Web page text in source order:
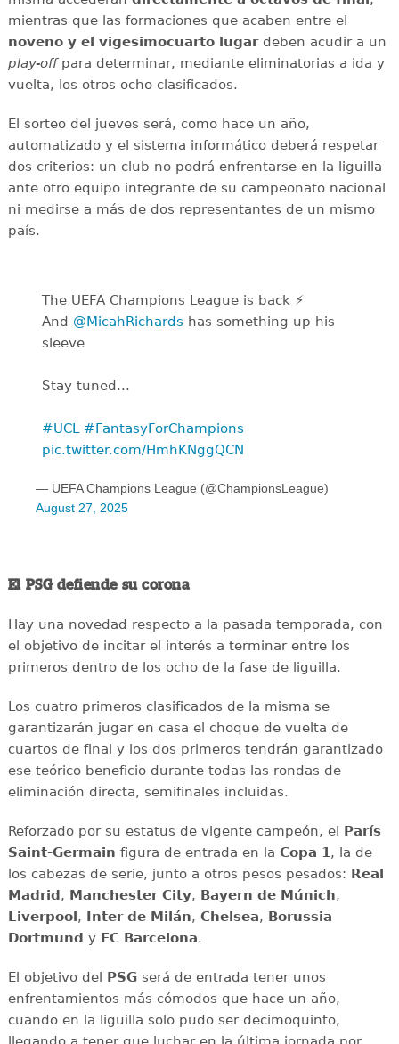
mientras que las formaciones que acaben entre el
noveno y el vigesimocuarto lugardeben acudir a un
play-off para determinar, mediante eliminatorias a ida y
vuelta, los otros ocho clasificados.
El sorteo del jueves será, como hace un año,
automatizado y el sistema informático deberá respetar
dos criterios: un club no podrá enfrentarse en la liguilla
ante otro equipo integrante de su campeonato nacional
ni medirse a más de dos representantes de un mismo
país.
The UEFA Champions League is back ⚡
And @MicahRichards has something up his
sleeve
Stay tuned...
#UCL #FantasyForChampions
pic.twitter.com/HmhKNggQCN
— UEFA Champions League (@ChampionsLeague)
August 27, 2025
El PSG defiende su corona
Hay una novedad respecto a la pasada temporada, con
el objetivo de incitar el interés a terminar entre los
primeros dentro de los ocho de la fase de liguilla.
Los cuatro primeros clasificados de la misma se
garantizarán jugar en casa el choque de vuelta de
cuartos de final y los dos primeros tendrán garantizado
ese teórico beneficio durante todas las rondas de
eliminación directa, semifinales incluidas.
Reforzado por su estatus de vigente campeón, el
París
Saint-Germain figura de entrada en la Copa 1, la de
los cabezas de serie, junto a otros pesos pesados: Real
Madrid , Manchester City, Bayern de Múnich,
Liverpool , Inter de Milán, Chelsea, Borussia
Dortmund y FC Barcelona.
El objetivo del PSGserá de entrada tener unos
enfrentamientos más cómodos que hace un año,
cuando en la liguilla solo pudo ser decimoquinto,